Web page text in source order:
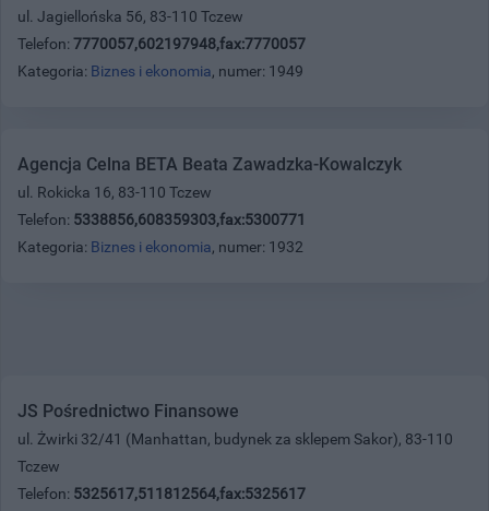
ul. Jagiellońska 56, 83-110 Tczew
Telefon: 7770057,602197948,fax:7770057
Kategoria: Biznes i ekonomia, numer: 1949
Agencja Celna BETA Beata Zawadzka-Kowalczyk
ul. Rokicka 16, 83-110 Tczew
Telefon: 5338856,608359303,fax:5300771
Kategoria: Biznes i ekonomia, numer: 1932
JS Pośrednictwo Finansowe
ul. Żwirki 32/41 (Manhattan, budynek za sklepem Sakor), 83-110
Tczew
Telefon: 5325617,511812564,fax:5325617